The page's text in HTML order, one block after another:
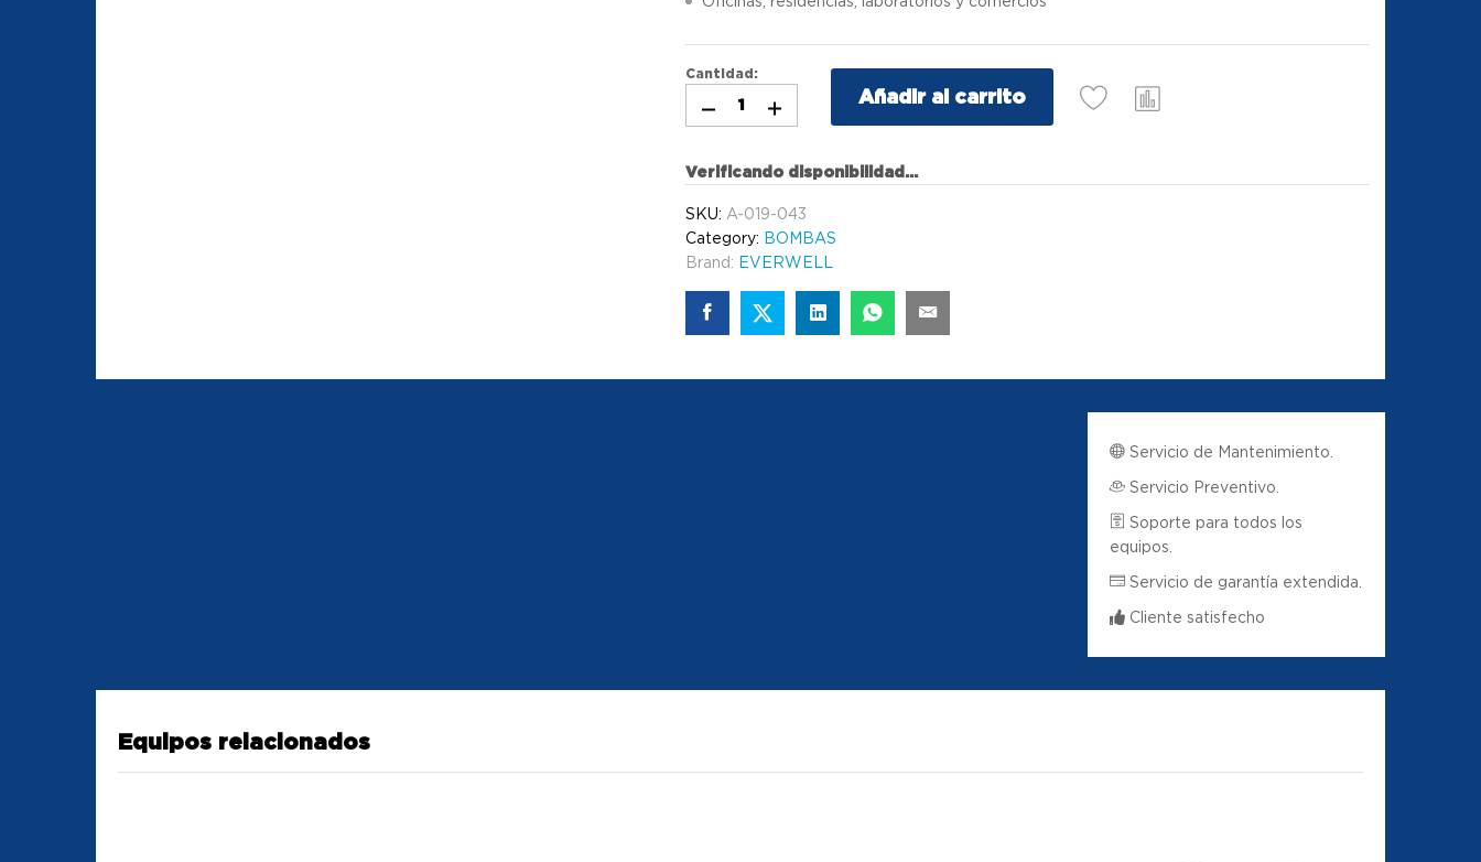
Cantidad:
Añadir al carrito
Verificando disponibilidad...
SKU: A-019-043
Category: BOMBAS
Brand: EVERWELL
Servicio de Mantenimiento.
Servicio Preventivo.
Soporte para todos los
equipos.
Servicio de garantía extendida.
Cliente satisfecho
Equipos relacionados